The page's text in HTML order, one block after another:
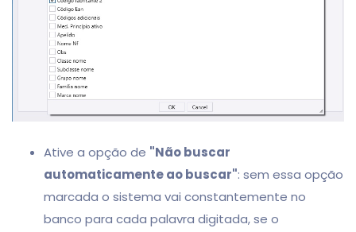
Ative a opção de "Não buscar
automaticamente ao buscar": sem essa opção
marcada o sistema vai constantemente no
banco para cada palavra digitada, se o